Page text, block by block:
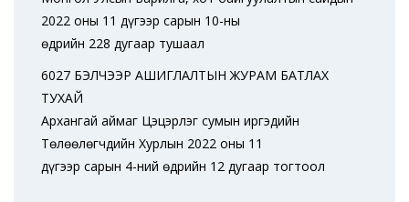
2022 оны 11 дүгээр сарын 10-ны
өдрийн 228 дугаар тушаал
6027 БЭЛЧЭЭР АШИГЛАЛТЫН ЖУРАМ БАТЛАХ
ТУХАЙ
Архангай аймаг Цэцэрлэг сумын иргэдийн
Төлөөлөгчдийн Хурлын 2022 оны 11
дүгээр сарын 4-ний өдрийн 12 дугаар тогтоол